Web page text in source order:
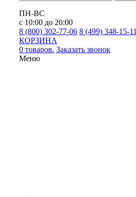
ПН-ВС
с 10:00 до 20:00
8 (800) 302-77-06 8 (499) 348-15-11
КОРЗИНА
0 товаров. Заказать звонок
Меню